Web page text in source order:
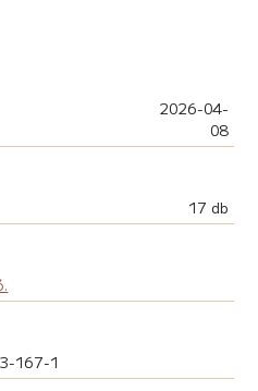
A nevek a helyszínek
Nagyon tetszett a
Jázmin, Helma Könyvek
2026-04-
08
17 db
167-1